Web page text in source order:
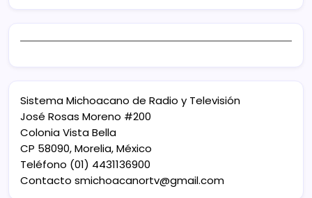
Sistema Michoacano de Radio y Televisión
José Rosas Moreno #200
Colonia Vista Bella
CP 58090, Morelia, México
Teléfono (01) 4431136900
Contacto smichoacanortv@gmail.com